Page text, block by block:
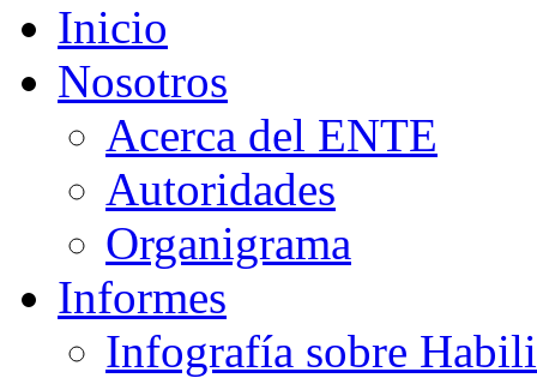
Inicio
Nosotros
Acerca del ENTE
Autoridades
Organigrama
Informes
Infografía sobre